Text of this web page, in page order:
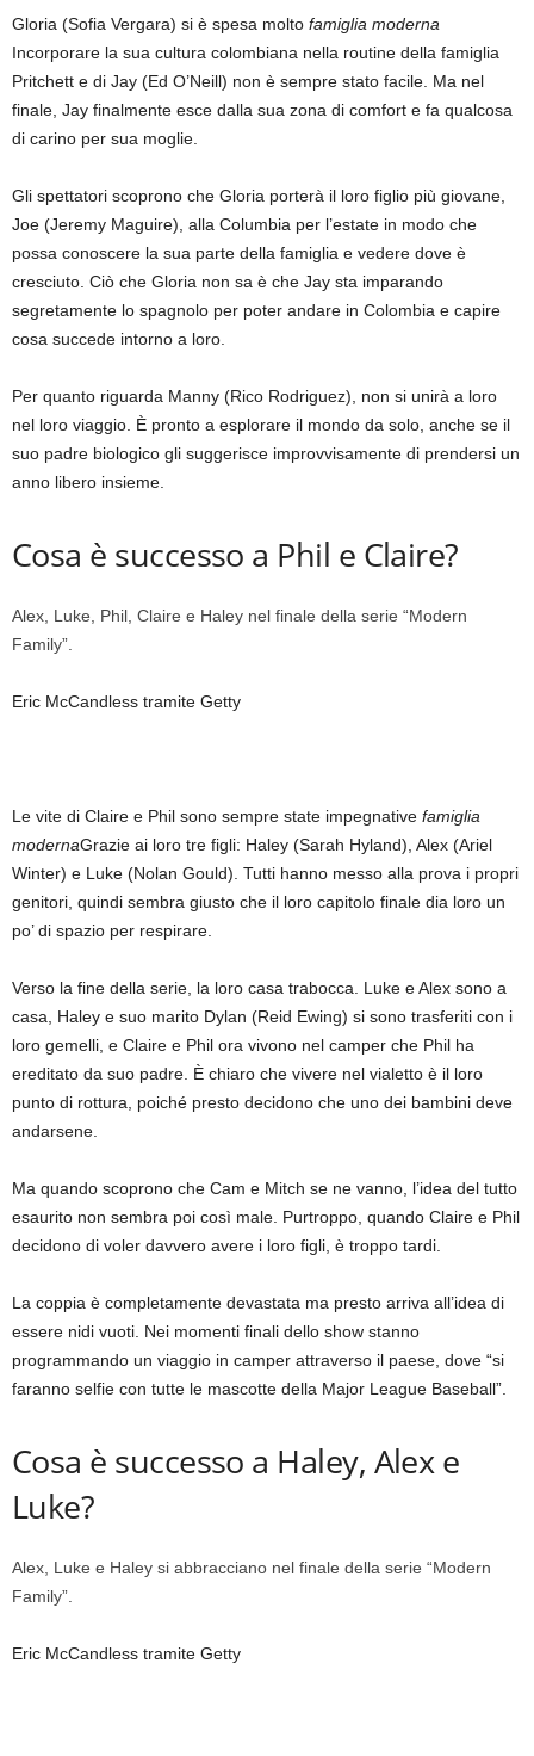
Gloria (Sofia Vergara) si è spesa molto famiglia moderna
Incorporare la sua cultura colombiana nella routine della famiglia
Pritchett e di Jay (Ed O’Neill) non è sempre stato facile. Ma nel
finale, Jay finalmente esce dalla sua zona di comfort e fa qualcosa
di carino per sua moglie.
Gli spettatori scoprono che Gloria porterà il loro figlio più giovane,
Joe (Jeremy Maguire), alla Columbia per l’estate in modo che
possa conoscere la sua parte della famiglia e vedere dove è
cresciuto. Ciò che Gloria non sa è che Jay sta imparando
segretamente lo spagnolo per poter andare in Colombia e capire
cosa succede intorno a loro.
Per quanto riguarda Manny (Rico Rodriguez), non si unirà a loro
nel loro viaggio. È pronto a esplorare il mondo da solo, anche se il
suo padre biologico gli suggerisce improvvisamente di prendersi un
anno libero insieme.
Cosa è successo a Phil e Claire?
Alex, Luke, Phil, Claire e Haley nel finale della serie “Modern
Family”.
Eric McCandless tramite Getty
Le vite di Claire e Phil sono sempre state impegnative famiglia
modernaGrazie ai loro tre figli: Haley (Sarah Hyland), Alex (Ariel
Winter) e Luke (Nolan Gould). Tutti hanno messo alla prova i propri
genitori, quindi sembra giusto che il loro capitolo finale dia loro un
po’ di spazio per respirare.
Verso la fine della serie, la loro casa trabocca. Luke e Alex sono a
casa, Haley e suo marito Dylan (Reid Ewing) si sono trasferiti con i
loro gemelli, e Claire e Phil ora vivono nel camper che Phil ha
ereditato da suo padre. È chiaro che vivere nel vialetto è il loro
punto di rottura, poiché presto decidono che uno dei bambini deve
andarsene.
Ma quando scoprono che Cam e Mitch se ne vanno, l’idea del tutto
esaurito non sembra poi così male. Purtroppo, quando Claire e Phil
decidono di voler davvero avere i loro figli, è troppo tardi.
La coppia è completamente devastata ma presto arriva all’idea di
essere nidi vuoti. Nei momenti finali dello show stanno
programmando un viaggio in camper attraverso il paese, dove “si
faranno selfie con tutte le mascotte della Major League Baseball”.
Cosa è successo a Haley, Alex e
Luke?
Alex, Luke e Haley si abbracciano nel finale della serie “Modern
Family”.
Eric McCandless tramite Getty